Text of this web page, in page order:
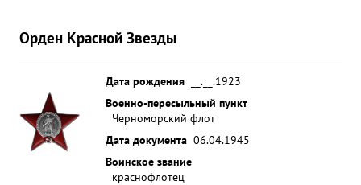
Орден Красной Звезды
Дата рождения
__.__.1923
Военно-пересыльный пункт
Черноморский флот
Дата документа 06.04.1945
Воинское звание
краснофлотец